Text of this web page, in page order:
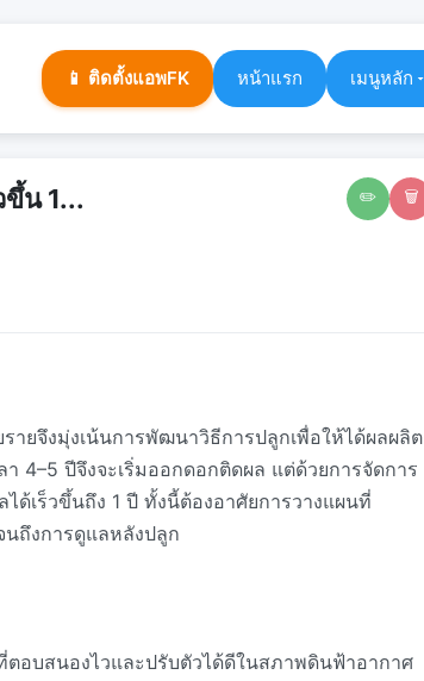
📱 ติดตั้งแอพFK หน้าแรก เมนูหลัก
✏️ 🗑️
ขึ้น 1...
ายจึงมุ่งเน้นการพัฒนาวิธีการปลูกเพื่อให้ได้ผลผลิต
า 4–5 ปีจึงจะเริ่มออกดอกติดผล แต่ด้วยการจัดการ
ด้เร็วขึ้นถึง 1 ปี ทั้งนี้ต้องอาศัยการวางแผนที่
นถึงการดูแลหลังปลูก
อบสนองไวและปรับตัวได้ดีในสภาพดินฟ้าอากาศ